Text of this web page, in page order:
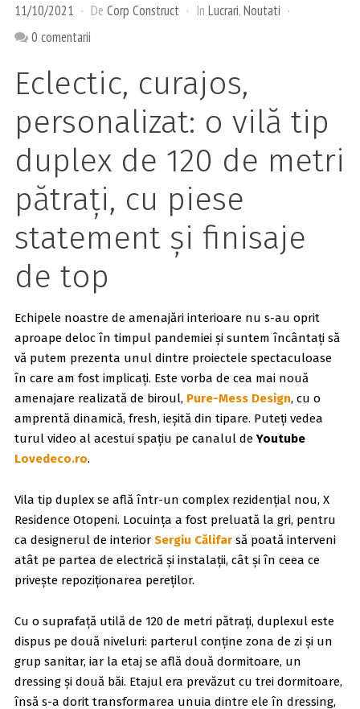
11/10/2021 De Corp Construct In Lucrari,Noutati
0 comentarii
Eclectic, curajos,
personalizat: o vilă tip
duplex de 120 de metri
pătrați, cu piese
statement și finisaje
de top
Echipele noastre de amenajări interioare nu s-au oprit
aproape deloc în timpul pandemiei și suntem încântați să
vă putem prezenta unul dintre proiectele spectaculoase
în care am fost implicați. Este vorba de cea mai nouă
amenajare realizată de biroul, Pure-Mess Design, cu o
amprentă dinamică, fresh, ieșită din tipare. Puteți vedea
turul video al acestui spațiu pe canalul deYoutube
Lovedeco.ro.
Vila tip duplex se află într-un complex rezidențial nou, X
Residence Otopeni. Locuința a fost preluată la gri, pentru
ca designerul de interior Sergiu Călifarsă poată interveni
atât pe partea de electrică și instalații, cât și în ceea ce
privește repoziționarea pereților.
Cu o suprafață utilă de 120 de metri pătrați, duplexul este
dispus pe două niveluri: parterul conține zona de zi și un
grup sanitar, iar la etaj se află două dormitoare, un
dressing și două băi. Etajul era prevăzut cu trei dormitoare,
însă s-a dorit transformarea unuia dintre ele în dressing,